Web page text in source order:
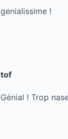
genialissime !
tof
Génial ! Trop